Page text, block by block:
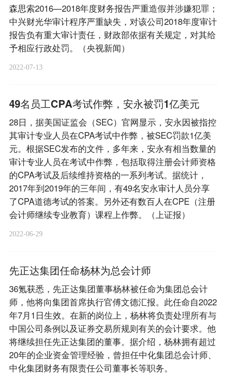
森思索2016—2018年度财务报告严重造假并涉嫌犯罪；
中兴财光华审计程序严重缺失，对该公司2018年度审计
报告负有重大审计责任，财政部依据有关规定，对其给
予相应行政处罚。（央视新闻）
2022-07-13
49名员工CPA考试作弊，安永被罚1亿美元
28日，据美国证监会（SEC）官网显示，安永因被指控
其审计专业人员在CPA考试中作弊，被SEC罚款1亿美
元。根据SEC发布的文件，多年来，安永有相当数量的
审计专业人员在考试中作弊，包括取得注册会计师资格
的CPA考试及后续维持资格的一系列考试。据统计，
2017年到2019年的三年间，有49名安永审计人员分享
了CPA道德考试的答案。另外还有数百人在CPE（注册
会计师继续专业教育）课程上作弊。（上证报）
2022-06-29
先正达集团任命杨林为总会计师
36氪获悉，先正达集团董事杨林被任命为集团总会计
师，他将向集团首席执行官傅文德汇报。此任命自2022
年7月1日生效。在新的岗位上，杨林将负责处理所有与
中国公司条例以及证券交易所规则有关的会计要求。他
将继续担任先正达集团的董事。据介绍，杨林拥有超过
20年的企业资金管理经验，曾担任中化集团总会计师、
中化集团财务有限责任公司董事长等职务。